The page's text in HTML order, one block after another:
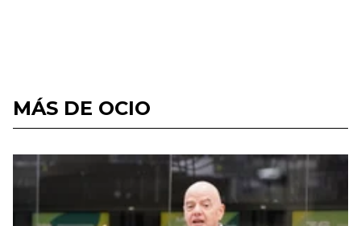
MÁS DE OCIO